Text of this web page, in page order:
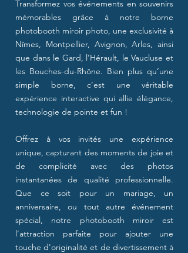
Transformez vos événements en souvenirs
mémorables grâce à notre borne
photobooth miroir photo, une exclusivité à
Nîmes, Montpellier, Avignon, Arles, ainsi
que dans le Gard, l’Hérault, le Vaucluse et
les Bouches-du-Rhône. Bien plus qu’une
simple borne, c’est une véritable
expérience interactive qui allie élégance,
technologie de pointe et fun !
Offrez à vos invités une expérience
unique, capturant des moments de joie et
de complicité avec des photos
instantanées de qualité professionnelle.
Que ce soit pour un mariage, un
anniversaire, ou tout autre événement
spécial, notre photobooth miroir est
l’attraction parfaite pour ajouter une
touche d'originalité et de divertissement à